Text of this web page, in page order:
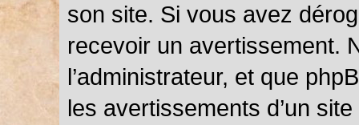
son site. Si vous avez
recevoir un avertissement.
l’administrateur, et que
les avertissements d’un